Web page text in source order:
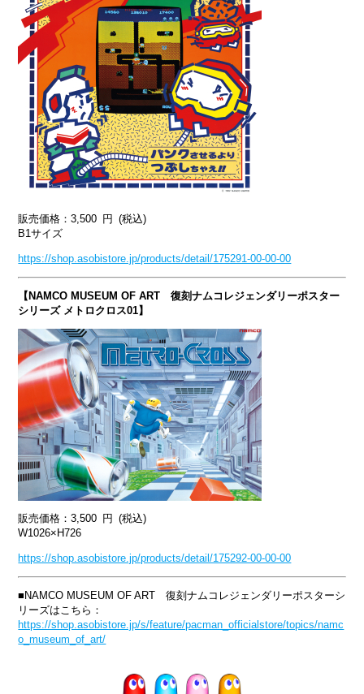
販売価格：3,500 円 (税込)
B1サイズ
https://shop.asobistore.jp/products/detail/175291-00-00-00
【NAMCO MUSEUM OF ART 復刻ナムコレジェンダリーポスター
シリーズ メトロクロス01】
販売価格：3,500 円 (税込)
W1026×H726
https://shop.asobistore.jp/products/detail/175292-00-00-00
■NAMCO MUSEUM OF ART 復刻ナムコレジェンダリーポスターシ
リーズはこちら：
https://shop.asobistore.jp/s/feature/pacman_officialstore/topics/namc
o_museum_of_art/